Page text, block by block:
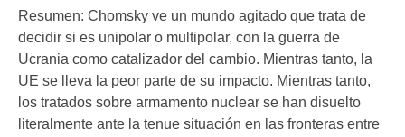
Resumen: Chomsky ve un mundo agitado que trata de
decidir si es unipolar o multipolar, con la guerra de
Ucrania como catalizador del cambio. Mientras tanto, la
UE se lleva la peor parte de su impacto. Mientras tanto,
los tratados sobre armamento nuclear se han disuelto
literalmente ante la tenue situación en las fronteras entre